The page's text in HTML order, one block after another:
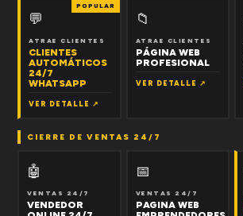
POPULAR
💬
ATRAE CLIENTES
CLIENTES
AUTOMÁTICOS
24/7
WHATSAPP
VER DETALLE ↗
📁
ATRAE CLIENTES
PÁGINA WEB
PROFESIONAL
VER DETALLE ↗
CIERRE DE VENTAS 24/7
🤖
VENTAS 24/7
VENDEDOR
📅
VENTAS 24/7
PAGINA WEB